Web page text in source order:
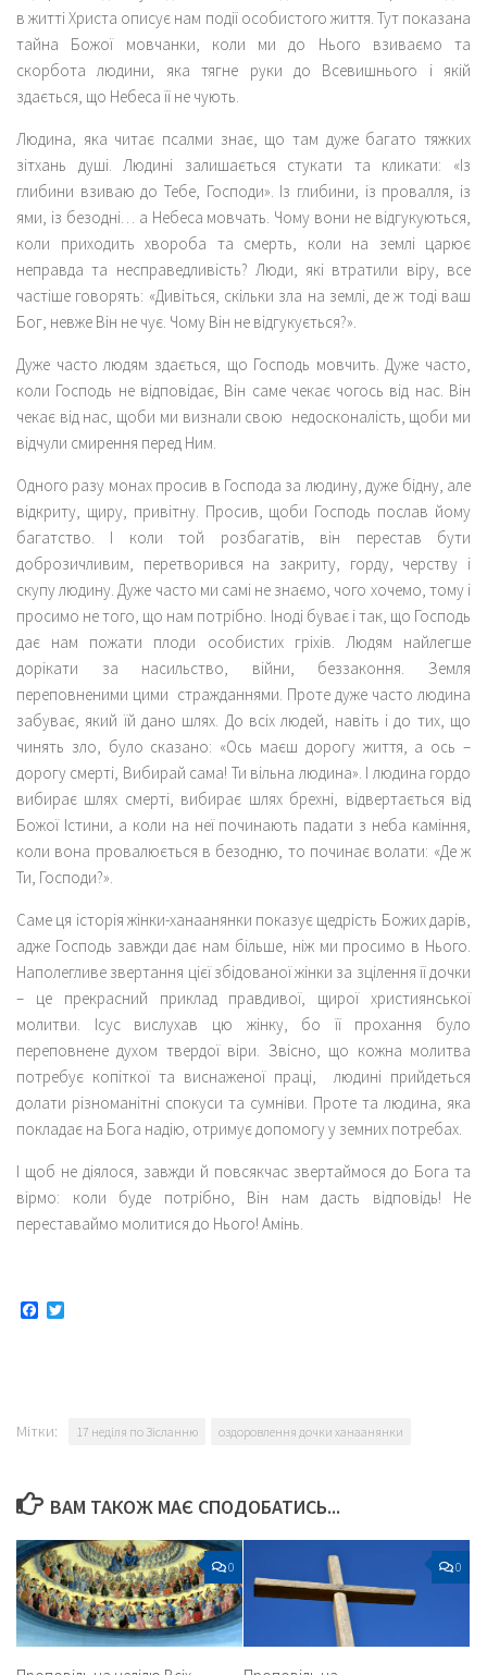
в житті Христа описує нам події особистого життя. Тут показана
тайна Божої мовчанки, коли ми до Нього взиваємо та
скорбота людини, яка тягне руки до Всевишнього і якій
здається, що Небеса її не чують.
Людина, яка читає псалми знає, що там дуже багато тяжких
зітхань душі. Людині залишається стукати та кликати: «Із
глибини взиваю до Тебе, Господи». Із глибини, із провалля, із
ями, із безодні… а Небеса мовчать. Чому вони не відгукуються,
коли приходить хвороба та смерть, коли на землі царює
неправда та несправедливість? Люди, які втратили віру, все
частіше говорять: «Дивіться, скільки зла на землі, де ж тоді ваш
Бог, невже Він не чує. Чому Він не відгукується?».
Дуже часто людям здається, що Господь мовчить. Дуже часто,
коли Господь не відповідає, Він саме чекає чогось від нас. Він
чекає від нас, щоби ми визнали свою недосконалість, щоби ми
відчули смирення перед Ним.
Одного разу монах просив в Господа за людину, дуже бідну, але
відкриту, щиру, привітну. Просив, щоби Господь послав йому
багатство. І коли той розбагатів, він перестав бути
доброзичливим, перетворився на закриту, горду, черству і
скупу людину. Дуже часто ми самі не знаємо, чого хочемо, тому і
просимо не того, що нам потрібно. Іноді буває і так, що Господь
дає нам пожати плоди особистих гріхів. Людям найлегше
дорікати за насильство, війни, беззаконня. Земля
переповненими цими стражданнями. Проте дуже часто людина
забуває, який їй дано шлях. До всіх людей, навіть і до тих, що
чинять зло, було сказано: «Ось маєш дорогу життя, а ось –
дорогу смерті, Вибирай сама! Ти вільна людина». І людина гордо
вибирає шлях смерті, вибирає шлях брехні, відвертається від
Божої Істини, а коли на неї починають падати з неба каміння,
коли вона провалюється в безодню, то починає волати: «Де ж
Ти, Господи?».
Саме ця історія жінки-ханаанянки показує щедрість Божих дарів,
адже Господь завжди дає нам більше, ніж ми просимо в Нього.
Наполегливе звертання цієї збідованої жінки за зцілення її дочки
– це прекрасний приклад правдивої, щирої християнської
молитви. Ісус вислухав цю жінку, бо її прохання було
переповнене духом твердої віри. Звісно, що кожна молитва
потребує копіткої та виснаженої праці, людині прийдеться
долати різноманітні спокуси та сумніви. Проте та людина, яка
покладає на Бога надію, отримує допомогу у земних потребах.
І щоб не діялося, завжди й повсякчас звертаймося до Бога та
вірмо: коли буде потрібно, Він нам дасть відповідь! Не
переставаймо молитися до Нього! Амінь.
Facebook
Мітки: 17 неділя по Зісланню оздоровлення дочки ханаанянки
ВАМ ТАКОЖ МАЄ СПОДОБАТИСЬ...
0 0